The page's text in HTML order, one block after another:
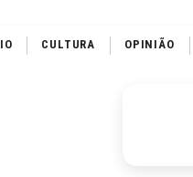
CULTURA OPINIÃO